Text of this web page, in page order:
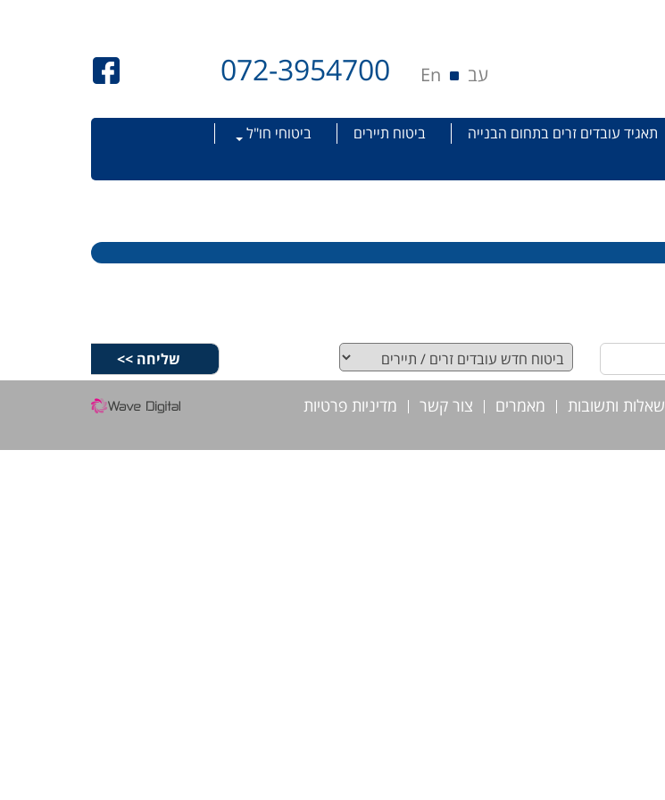
072-3954700 עב En
תאגיד עובדים זרים בתחום הבנייה ביטוח תיירים
ביטוחי חו"ל
שאלות ותשובות מאמרים צור קשר מדיניות פרטיות